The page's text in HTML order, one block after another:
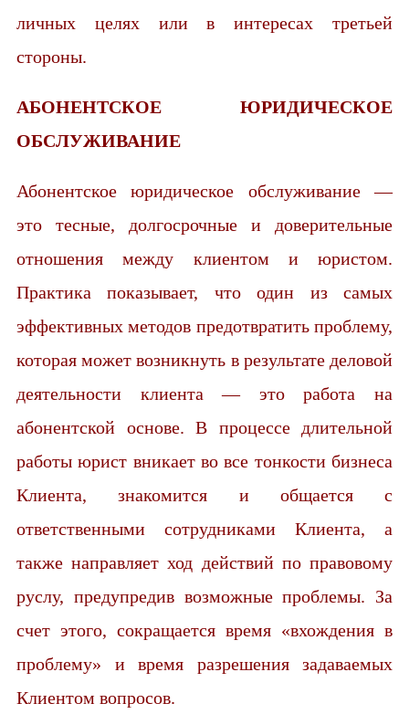
личных целях или в интересах третьей
стороны.
АБОНЕНТСКОЕ ЮРИДИЧЕСКОЕ
ОБСЛУЖИВАНИЕ
Абонентское юридическое обслуживание —
это тесные, долгосрочные и доверительные
отношения между клиентом и юристом.
Практика показывает, что один из самых
эффективных методов предотвратить проблему,
которая может возникнуть в результате деловой
деятельности клиента — это работа на
абонентской основе. В процессе длительной
работы юрист вникает во все тонкости бизнеса
Клиента, знакомится и общается с
ответственными сотрудниками Клиента, а
также направляет ход действий по правовому
руслу, предупредив возможные проблемы. За
счет этого, сокращается время «вхождения в
проблему» и время разрешения задаваемых
Клиентом вопросов.